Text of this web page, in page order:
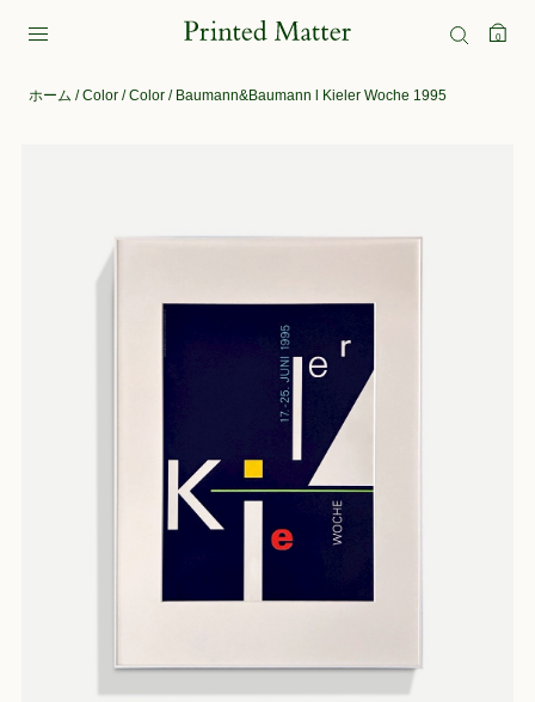
0
ホーム /Color/Color/ Baumann&Baumann l Kieler Woche 1995